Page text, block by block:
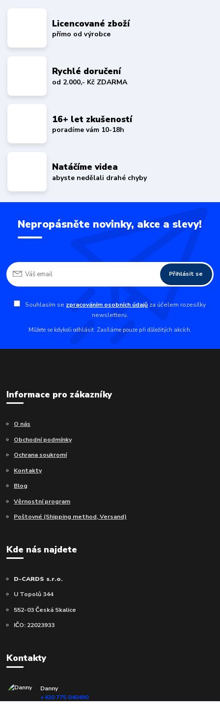
Licencované zboží
přímo od výrobce
Rychlé doručení
od 2.000,- Kč ZDARMA
16+ let zkušeností
poradíme vám 10-18h
Natáčíme videa
abyste nedělali drahé chyby
Nepropásněte novinky, akce a slevy!
Přihlásit se
Souhlasím se zpracováním osobních údajů za účelem rozesílky
newsletteru.
Můžete se kdykoli odhlásit. Zasíláme pouze při důležitých akcích.
Informace pro zákazníky
O nás
Obchodní podmínky
Ochrana soukromí
Kontakty
Blog
Věrnostní program
Poštovné (Shipping method, Versand)
Kde nás najdete
D-CARDS s.r.o.
U Topolů 344
552-03 Česká Skalice
IČO: 22023933
Kontakty
Danny
+420 775 040490